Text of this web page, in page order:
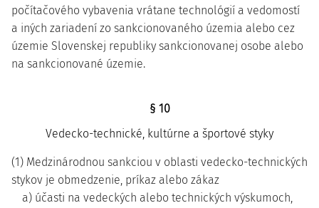
počítačového vybavenia vrátane technológií a vedomostí
a iných zariadení zo sankcionovaného územia alebo cez
územie Slovenskej republiky sankcionovanej osobe alebo
na sankcionované územie.
§ 10
Vedecko-technické, kultúrne a športové styky
(1) Medzinárodnou sankciou v oblasti vedecko-technických
stykov je obmedzenie, príkaz alebo zákaz
a) účasti na vedeckých alebo technických výskumoch,